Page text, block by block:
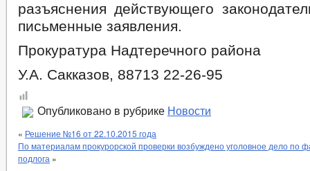
разъяснения действующего
письменные заявления.
Прокуратура Надтеречного района
У.А. Сакказов, 88713 22-26-95
Опубликовано в рубрике Новости
« Решение №16 от 22.10.2015 года
По материалам прокурорской проверки возбуждено уголовное дело по
подлога »